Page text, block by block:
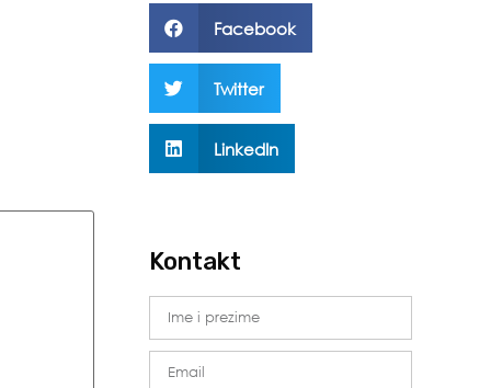
Facebook
Twitter
LinkedIn
Kontakt